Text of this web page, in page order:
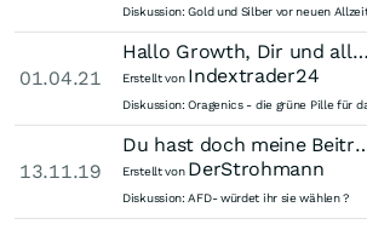
Diskussion:Gold und Silber vor neuen
01.04.21
Hallo Growth, Dir und allen anderen stillen Mitlesern und Oragenics...
Erstellt von Indextrader24
Diskussion:Oragenics - die grüne Pille für
13.11.19
Du hast doch meine Beiträge "Hetz"e
Erstellt von DerStrohmann
Diskussion:AFD- würdet ihr sie wählen ?